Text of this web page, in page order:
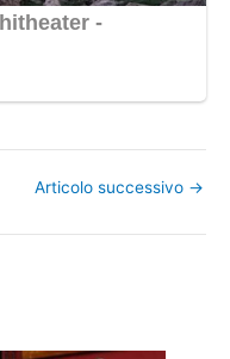
Articolo successivo →